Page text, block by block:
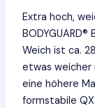
Extra hoch,
Weich ist ca.
etwas weicher
eine höhere
formstabile